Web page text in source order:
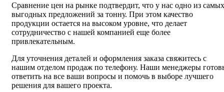
Сравнение цен на рынке подтвердит, что у нас одно из самых
выгодных предложений за тонну. При этом качество
продукции остается на высоком уровне, что делает
сотрудничество с нашей компанией еще более
привлекательным.
Для уточнения деталей и оформления заказа свяжитесь с
нашим отделом продаж по телефону. Наши менеджеры
ответить на все ваши вопросы и помочь в выборе лучшего
решения для вашего проекта.